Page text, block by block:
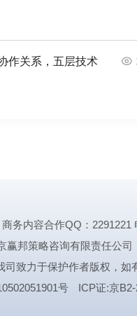
作关系，五层技术
务内容合作QQ：2291221
赢邦策略咨询有限责任公司
致力于保护作者版权，如
号 ICP证:京